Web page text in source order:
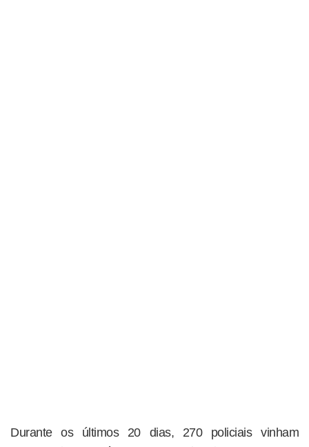
Durante os últimos 20 dias, 270 policiais vinham